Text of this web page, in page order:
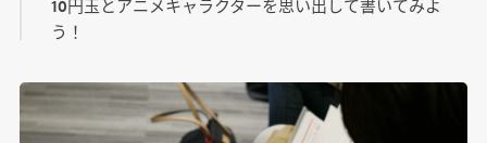
10円玉とアニメキャラクターを思い出して書いてみよ
う！